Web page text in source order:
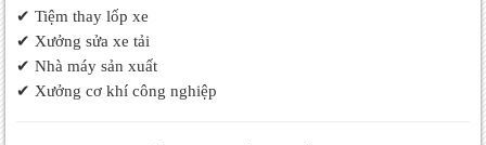
✔ Tiệm thay lốp xe
✔ Xưởng sửa xe tải
✔ Nhà máy sản xuất
✔ Xưởng cơ khí công nghiệp